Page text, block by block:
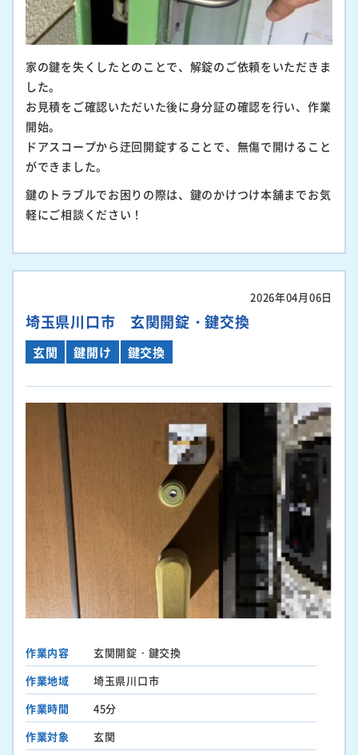
家の鍵を失くしたとのことで、解錠のご依頼をいただきま
した。
お見積をご確認いただいた後に身分証の確認を行い、作業
開始。
ドアスコープから迂回開錠することで、無傷で開けること
ができました。
鍵のトラブルでお困りの際は、鍵のかけつけ本舗までお気
軽にご相談ください！
2026年04月06日
埼玉県川口市 玄関開錠・鍵交換
玄関 鍵開け 鍵交換
作業内容
玄関開錠・鍵交換
作業地域
埼玉県川口市
作業時間
45分
作業対象
玄関